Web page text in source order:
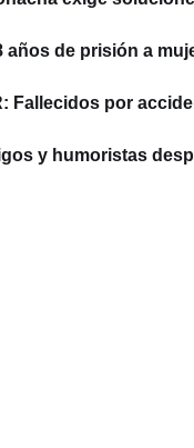
años de prisión a
Fallecidos por
y humoristas